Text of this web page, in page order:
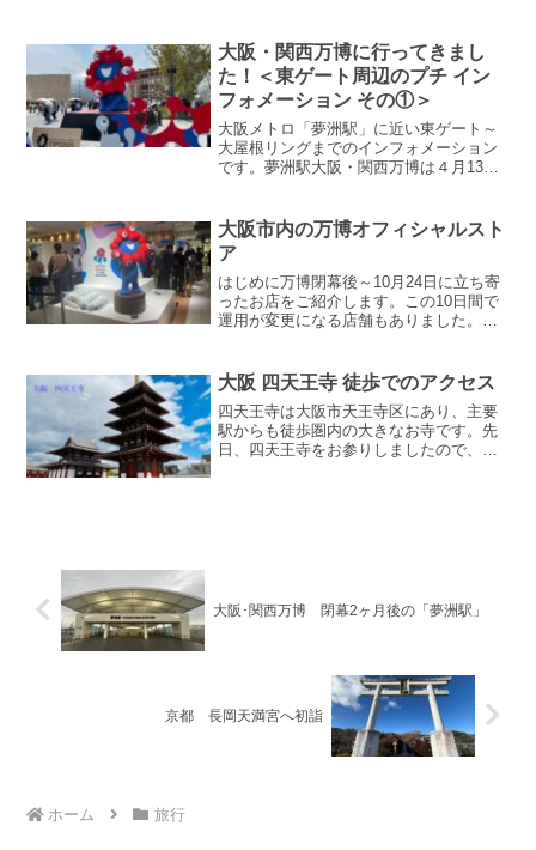
したのが夢洲駅です。駅名の表記は日本
語以外に、英語・...
大阪・関西万博に行ってきまし
た！＜東ゲート周辺のプチ イン
フォメーション その①＞
大阪メトロ「夢洲駅」に近い東ゲート～
大屋根リングまでのインフォメーション
です。夢洲駅大阪・関西万博は４月13日
で、今回12時の予約をし、大阪メトロで
向かいました。午...
大阪市内の万博オフィシャルスト
ア
はじめに万博閉幕後～10月24日に立ち寄
ったお店をご紹介します。この10日間で
運用が変更になる店舗もありました。皆
すので、ご確認をお願いします。↓ 12月
中旬の情報（新...
大阪 四天王寺 徒歩でのアクセス
四天王寺は大阪市天王寺区にあり、主要
駅からも徒歩圏内の大きなお寺です。先
日、四天王寺をお参りしましたので、私
大阪･関西万博 閉幕2ヶ月後の「夢洲駅」
京都 長岡天満宮へ初詣
ホーム 旅行